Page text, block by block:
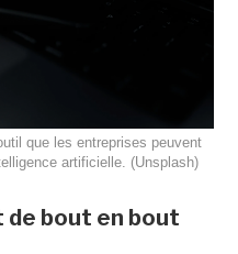
que les entreprises peuvent
artificielle. (Unsplash)
de bout en bout